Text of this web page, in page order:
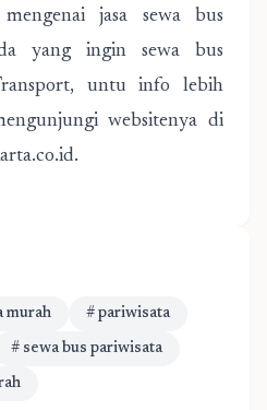
jasa sewa bus
yang ingin sewa bus
untu info lebih
websitenya di
murah # pariwisata
# sewa bus pariwisata